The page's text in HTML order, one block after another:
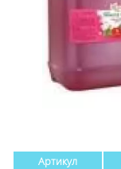
Артикул